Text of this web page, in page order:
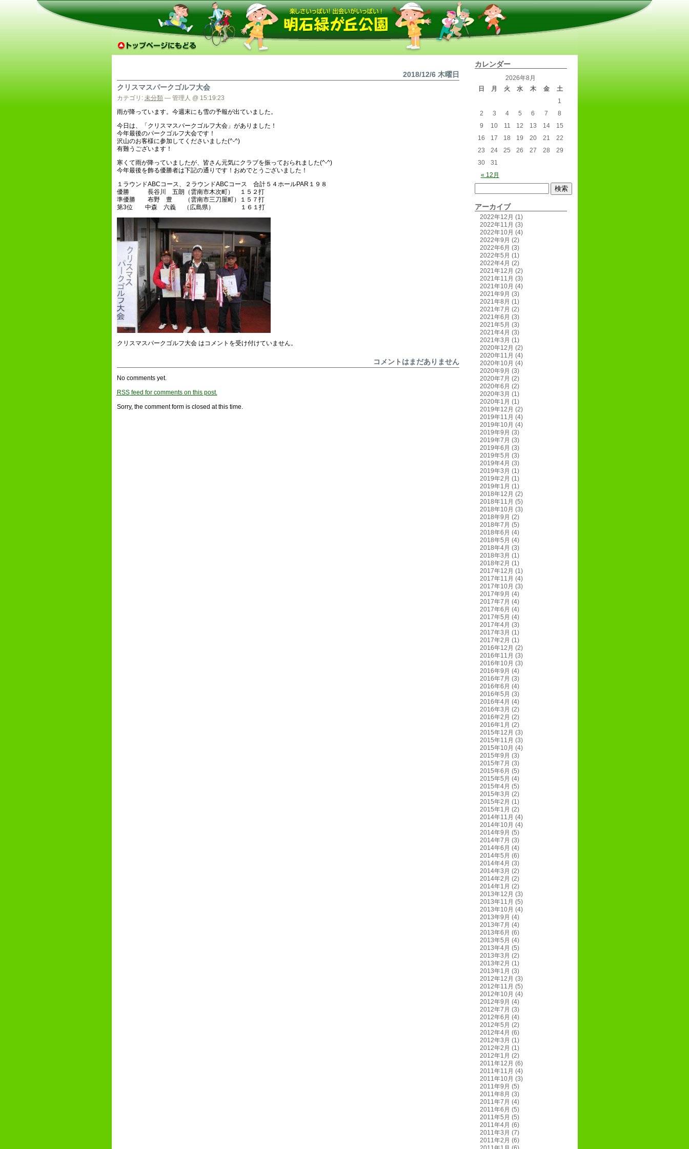
2018/12/6 木曜日
クリスマスパークゴルフ大会
カテゴリ: 未分類— 管理人 @ 15:19:23
雨が降っています。今週末にも雪の予報が出ていました。
今日は、「クリスマスパークゴルフ大会」がありました！
今年最後のパークゴルフ大会です！
沢山のお客様に参加してくださいました(^-^)
有難うございます！
寒くて雨が降っていましたが、皆さん元気にクラブを振っておられました(^-^)
今年最後を飾る優勝者は下記の通りです！おめでとうございました！
１ラウンドABCコース、２ラウンドABCコース 合計５４ホールPAR１９８
優勝 長谷川 五朗（雲南市木次町） １５２打
準優勝 布野 豊 （雲南市三刀屋町）１５７打
第3位 中森 六義 （広島県） １６１打
クリスマスパークゴルフ大会 はコメントを受け付けていません。
コメントはまだありません
No comments yet.
RSSfeed for comments on this post.
Sorry, the comment form is closed at this time.
カレンダー
2026年8月
日
月 火 水 木 金 土
« 12月
1
2
3 4 5 6 7
8
9
10 11 12 13 14
15
16
17 18 19 20 21
22
23
24 25 26 27 28
29
30
31
アーカイブ
2022年12月 (1)
2022年11月 (3)
2022年10月 (4)
2022年9月 (2)
2022年6月 (3)
2022年5月 (1)
2022年4月 (2)
2021年12月 (2)
2021年11月 (3)
2021年10月 (4)
2021年9月 (3)
2021年8月 (1)
2021年7月 (2)
2021年6月 (3)
2021年5月 (3)
2021年4月 (3)
2021年3月 (1)
2020年12月 (2)
2020年11月 (4)
2020年10月 (4)
2020年9月 (3)
2020年7月 (2)
2020年6月 (2)
2020年3月 (1)
2020年1月 (1)
2019年12月 (2)
2019年11月 (4)
2019年10月 (4)
2019年9月 (3)
2019年7月 (3)
2019年6月 (3)
2019年5月 (3)
2019年4月 (3)
2019年3月 (1)
2019年2月 (1)
2019年1月 (1)
2018年12月 (2)
2018年11月 (5)
2018年10月 (3)
2018年9月 (2)
2018年7月 (5)
2018年6月 (4)
2018年5月 (4)
2018年4月 (3)
2018年3月 (1)
2018年2月 (1)
2017年12月 (1)
2017年11月 (4)
2017年10月 (3)
2017年9月 (4)
2017年7月 (4)
2017年6月 (4)
2017年5月 (4)
2017年4月 (3)
2017年3月 (1)
2017年2月 (1)
2016年12月 (2)
2016年11月 (3)
2016年10月 (3)
2016年9月 (4)
2016年7月 (3)
2016年6月 (4)
2016年5月 (3)
2016年4月 (4)
2016年3月 (2)
2016年2月 (2)
2016年1月 (2)
2015年12月 (3)
2015年11月 (3)
2015年10月 (4)
2015年9月 (3)
2015年7月 (3)
2015年6月 (5)
2015年5月 (4)
2015年4月 (5)
2015年3月 (2)
2015年2月 (1)
2015年1月 (2)
2014年11月 (4)
2014年10月 (4)
2014年9月 (5)
2014年7月 (3)
2014年6月 (4)
2014年5月 (6)
2014年4月 (3)
2014年3月 (2)
2014年2月 (2)
2014年1月 (2)
2013年12月 (3)
2013年11月 (5)
2013年10月 (4)
2013年9月 (4)
2013年7月 (4)
2013年6月 (6)
2013年5月 (4)
2013年4月 (5)
2013年3月 (2)
2013年2月 (1)
2013年1月 (3)
2012年12月 (3)
2012年11月 (5)
2012年10月 (4)
2012年9月 (4)
2012年7月 (3)
2012年6月 (4)
2012年5月 (2)
2012年4月 (6)
2012年3月 (1)
2012年2月 (1)
2012年1月 (2)
2011年12月 (6)
2011年11月 (4)
2011年10月 (3)
2011年9月 (5)
2011年8月 (3)
2011年7月 (4)
2011年6月 (5)
2011年5月 (5)
2011年4月 (6)
2011年3月 (7)
2011年2月 (6)